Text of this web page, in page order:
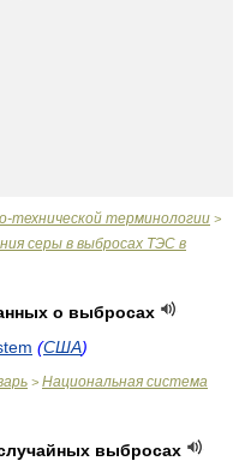
технической терминологии >
серы в выбросах ТЭС в
о выбросах
(США)
> Национальная система
выбросах